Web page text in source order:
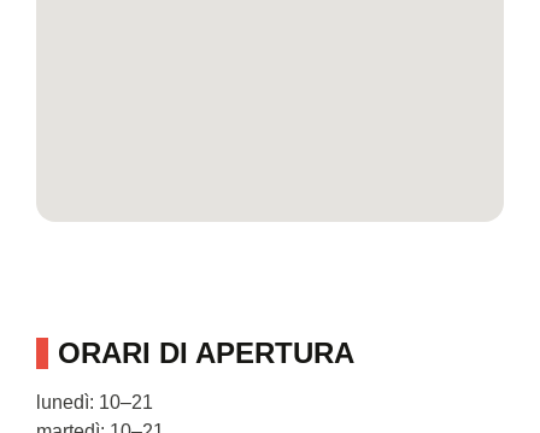
ORARI DI APERTURA
lunedì: 10–21